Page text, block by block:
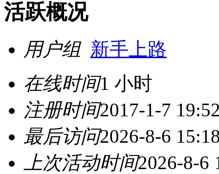
活跃概况
用户组 新手上路
在线时间1 小时
注册时间2017-1-7
最后访问2026-8-6
上次活动时间2026-8-6